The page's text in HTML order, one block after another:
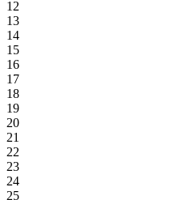
12
13
14
15
16
17
18
19
20
21
22
23
24
25